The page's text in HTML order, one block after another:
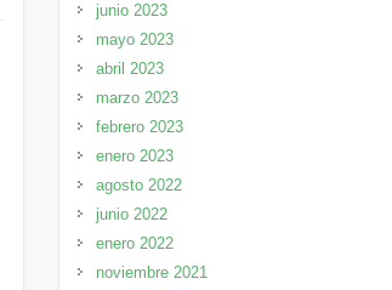
junio 2023
mayo 2023
abril 2023
marzo 2023
febrero 2023
enero 2023
agosto 2022
junio 2022
enero 2022
noviembre 2021